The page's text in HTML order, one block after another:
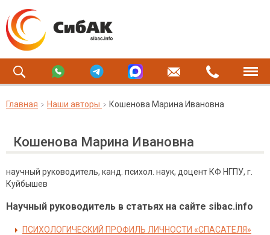
Главная Наши авторы Кошенова Марина Ивановна
Кошенова Марина Ивановна
научный руководитель, канд. психол. наук, доцент КФ НГПУ, г.
Куйбышев
Научный руководитель в статьях на сайте sibac.info
ПСИХОЛОГИЧЕСКИЙ ПРОФИЛЬ ЛИЧНОСТИ «СПАСАТЕЛЯ»